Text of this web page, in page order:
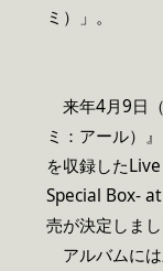
ミ）」。
来年4月9日
ミ：アール）
を収録した
Special Box-
売が決定しまし
アルバムには